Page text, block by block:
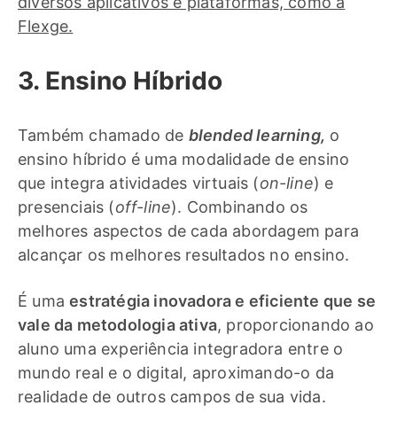
Flexge.
3. Ensino Híbrido
Também chamado de blended learning, o
ensino híbrido é uma modalidade de ensino
que integra atividades virtuais (on-line) e
presenciais (off-line). Combinando os
melhores aspectos de cada abordagem para
alcançar os melhores resultados no ensino.
É umaestratégia inovadora e eficiente que se
vale da metodologia ativa, proporcionando ao
aluno uma experiência integradora entre o
mundo real e o digital, aproximando-o da
realidade de outros campos de sua vida.